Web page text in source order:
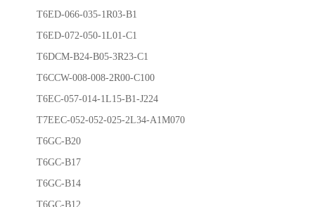
T6ED-066-035-1R03-B1
T6ED-072-050-1L01-C1
T6DCM-B24-B05-3R23-C1
T6CCW-008-008-2R00-C100
T6EC-057-014-1L15-B1-J224
T7EEC-052-052-025-2L34-A1M070
T6GC-B20
T6GC-B17
T6GC-B14
T6GC-B12